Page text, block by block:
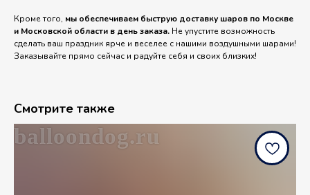
Кроме того, мы обеспечиваем быструю доставку шаров по Москве
и Московской области в день заказа. Не упустите возможность
сделать ваш праздник ярче и веселее с нашими воздушными шарами!
Заказывайте прямо сейчас и радуйте себя и своих близких!
Смотрите также
balloondog.ru